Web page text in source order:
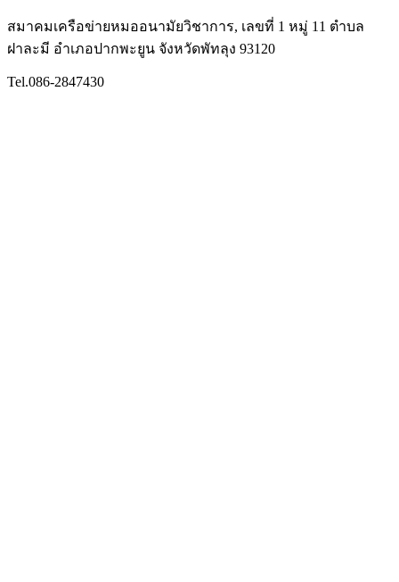
สมาคมเครือข่ายหมออนามัยวิชาการ, เลขที่ 1 หมู่ 11 ตำบล
ฝาละมี อำเภอปากพะยูน จังหวัดพัทลุง 93120
Tel.086-2847430